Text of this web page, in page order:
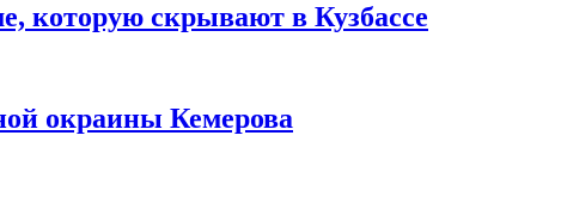
которую скрывают в Кузбассе
окраины Кемерова